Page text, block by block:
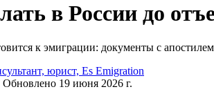
в России до
к эмиграции: документы с
юрист, Es Emigration
Обновлено 19 июня 2026 г.